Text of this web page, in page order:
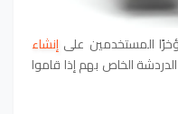
إنشاء
الخاص بهم إذا قاموا